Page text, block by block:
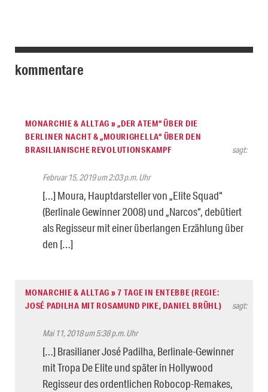
kommentare
MONARCHIE & ALLTAG » „DER ATEM“ ÜBER DIE
BERLINER NACHT & „MOURIGHELLA“ ÜBER DEN
BRASILIANISCHE REVOLUTIONSKAMPF
sagt:
Februar 15, 2019 um 2:03 p.m. Uhr
[…] Moura, Hauptdarsteller von „Elite Squad“
(Berlinale Gewinner 2008) und „Narcos“, debütiert
als Regisseur mit einer überlangen Erzählung über
den […]
MONARCHIE & ALLTAG » 7 TAGE IN ENTEBBE (REGIE:
JOSÉ PADILHA MIT ROSAMUND PIKE, DANIEL BRÜHL)
sagt:
Mai 11, 2018 um 5:38 p.m. Uhr
[…] Brasilianer José Padilha, Berlinale-Gewinner
mit Tropa De Elite und später in Hollywood
Regisseur des ordentlichen Robocop-Remakes,